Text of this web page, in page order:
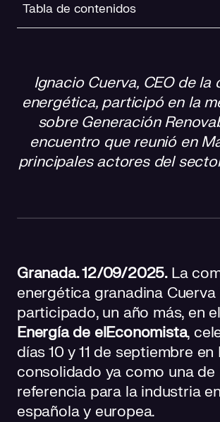
Tabla de contenidos
La urgencia de liberar capacidad y
Compromiso de Cuerva con la
sostenibilidad
Un foro clave para el futuro energético
Ignacio Cuerva, CEO de la
energética, participó en la
sobre Generación
encuentro que reunió en
principales actores del
Granada. 12/09/2025. La
energética granadina Cuerva
participado, un año más, en el
Energía de elEconomista,
días 10 y 11 de septiembre
consolidado ya como una de
referencia para la industria
española y europea.